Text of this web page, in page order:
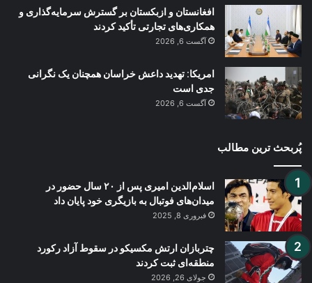
افغانستان و ازبکستان بر گسترش سرمایه‌گذاری و
همکاری‌های تجارتی تأکید کردند
آگست 6, 2026
امریکا: تهدید داعش خراسان همچنان یک نگرانی
جدی است
آگست 6, 2026
پُربحث ترین مطالب
اسلام‌الدین امیری پس از ۲۰ سال حضور در
میدان‌های فوتبال به بازیگری خود پایان داد
فبروری 8, 2025
چتربازان ارتش مکسیکو در سقوط آزاد رکورد
منطقه‌ای ثبت کردند
جولای 26, 2026